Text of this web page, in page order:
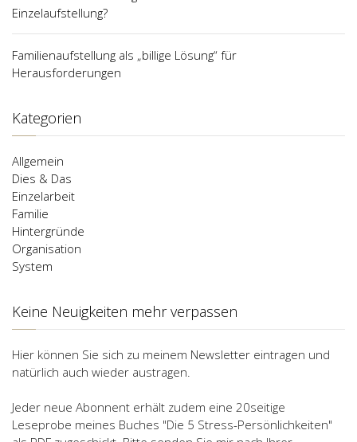
Einzelaufstellung?
Familienaufstellung als „billige Lösung“ für
Herausforderungen
Kategorien
Allgemein
Dies & Das
Einzelarbeit
Familie
Hintergründe
Organisation
System
Keine Neuigkeiten mehr verpassen
Hier können Sie sich zu meinem Newsletter eintragen und
natürlich auch wieder austragen.
Jeder neue Abonnent erhält zudem eine 20seitige
Leseprobe meines Buches "Die 5 Stress-Persönlichkeiten"